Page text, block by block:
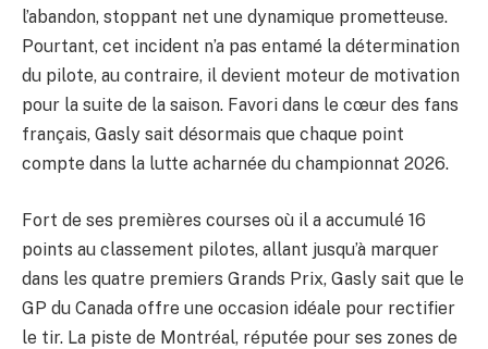
l’abandon, stoppant net une dynamique prometteuse.
Pourtant, cet incident n’a pas entamé la détermination
du pilote, au contraire, il devient moteur de motivation
pour la suite de la saison. Favori dans le cœur des fans
français, Gasly sait désormais que chaque point
compte dans la lutte acharnée du championnat 2026.
Fort de ses premières courses où il a accumulé 16
points au classement pilotes, allant jusqu’à marquer
dans les quatre premiers Grands Prix, Gasly sait que le
GP du Canada offre une occasion idéale pour rectifier
le tir. La piste de Montréal, réputée pour ses zones de